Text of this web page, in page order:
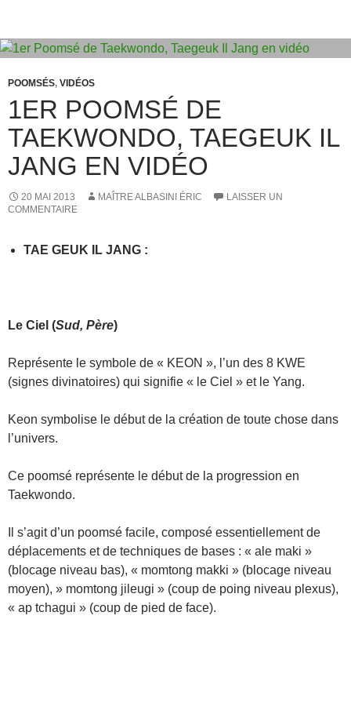
o
o
k
o
n
POOMSÉS, VIDÉOS
1ER POOMSÉ DE
TAEKWONDO, TAEGEUK IL
JANG EN VIDÉO
20 MAI 2013 MAÎTRE ALBASINI ÉRIC
LAISSER UN
COMMENTAIRE
TAE GEUK IL JANG :
Le Ciel (Sud, Père)
Représente le symbole de « KEON », l’un des 8 KWE
(signes divinatoires) qui signifie « le Ciel » et le Yang.
Keon symbolise le début de la création de toute chose dans
l’univers.
Ce poomsé représente le début de la progression en
Taekwondo.
Il s’agit d’un poomsé facile, composé essentiellement de
déplacements et de techniques de bases : « ale maki »
(blocage niveau bas), « momtong makki » (blocage niveau
moyen), » momtong jileugi » (coup de poing niveau plexus),
« ap tchagui » (coup de pied de face).